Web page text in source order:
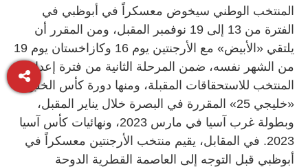
المنتخب الوطني سيخوض معسكراً في أبوظبي في
الفترة من 13 إلى 19 نوفمبر المقبل، ومن المقرر أن
يلتقي «الأبيض» مع الأرجنتين يوم 16 وكازاخستان يوم 19
من الشهر نفسه، ضمن المرحلة الثانية من فترة إعداد
المنتخب للاستحقاقات المقبلة، ومنها دورة كأس الخليج
«خليجي 25» المقررة في البصرة خلال يناير المقبل،
وبطولة غرب آسيا في مارس 2023، ونهائيات كأس آسيا
2023. في المقابل، يقيم منتخب الأرجنتين معسكراً في
أبوظبي قبل التوجه إلى العاصمة القطرية الدوحة